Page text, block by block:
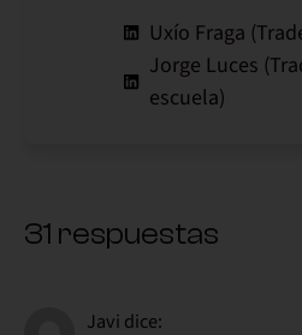
Uxío Fraga
Jorge Luces
escuela)
31 respuestas
Javi dice: